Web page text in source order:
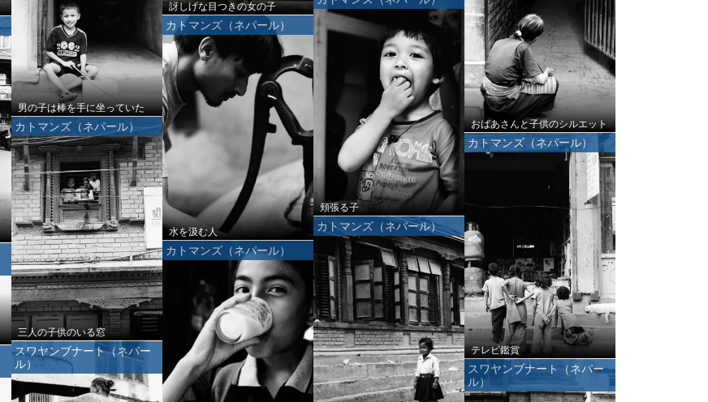
訝しげな目つきの女の子
男の子は棒を手に坐っていた
おばあさんと子供のシルエット
頬張る子
カトマンズ（ネパール）
水を汲む人
カトマンズ（ネパール）
三人の子供のいる窓
カトマンズ（ネパール）
テレビ鑑賞
カトマンズ（ネパール）
カトマンズ（ネパール）
スワヤンブナート（ネパー
ル）
スワヤンブナート（ネパー
ル）